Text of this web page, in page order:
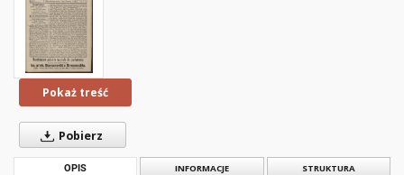
Pokaż treść
Pobierz
OPIS INFORMACJE STRUKTURA